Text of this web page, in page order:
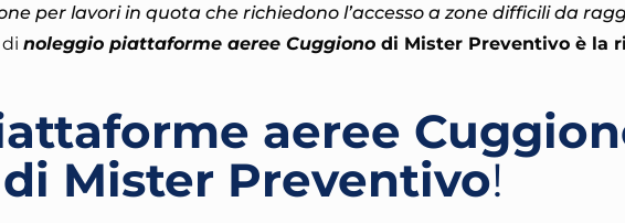
per lavori in quota che richiedono l’accesso a zone difficili da
dinoleggio piattaforme aeree Cuggiono di Mister Preventivoè la
aeree
Mister Preventivo!